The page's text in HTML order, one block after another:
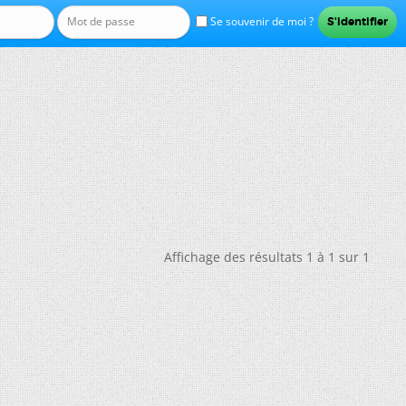
Se souvenir de moi ?
Affichage des résultats 1 à 1 sur 1